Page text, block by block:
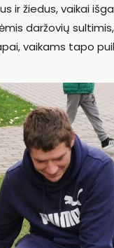
ir žiedus, vaikai
daržovių
vaikams tapo